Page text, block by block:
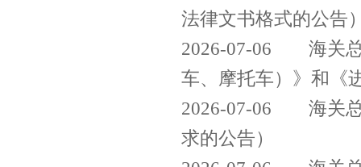
法律文书格式的公告
2026-07-06
海关
车、摩托车）》和《
2026-07-06
海关
求的公告）